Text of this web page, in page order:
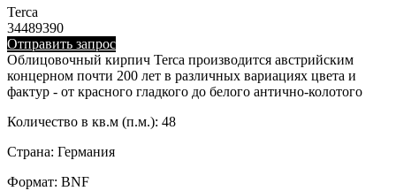
Terca
34489390
Отправить запрос
Облицовочный кирпич Terca производится австрийским
концерном почти 200 лет в различных вариациях цвета и
фактур - от красного гладкого до белого антично-колотого
Количество в кв.м (п.м.): 48
Страна: Германия
Формат: BNF